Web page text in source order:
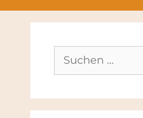
Suchen
nach: